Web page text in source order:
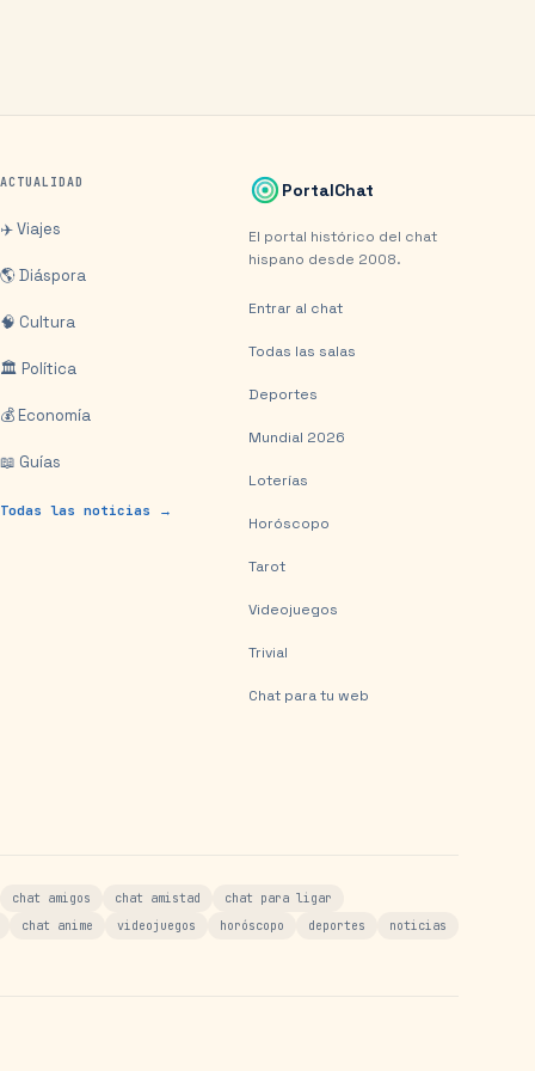
ACTUALIDAD
✈️ Viajes
🌎 Diáspora
🧠 Cultura
🏛️ Política
💰 Economía
📖 Guías
Todas las noticias →
PortalChat
El portal histórico del chat
hispano desde 2008.
Entrar al chat
Todas las salas
Deportes
Mundial 2026
Loterías
Horóscopo
Tarot
Videojuegos
Trivial
Chat para tu web
chat amigos chat amistad
chat para ligar
chat anime
videojuegos horóscopo deportes noticias